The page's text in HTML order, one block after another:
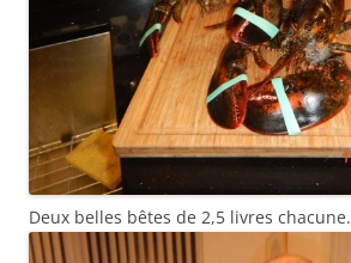
Deux belles bêtes de 2,5 livres chacune.